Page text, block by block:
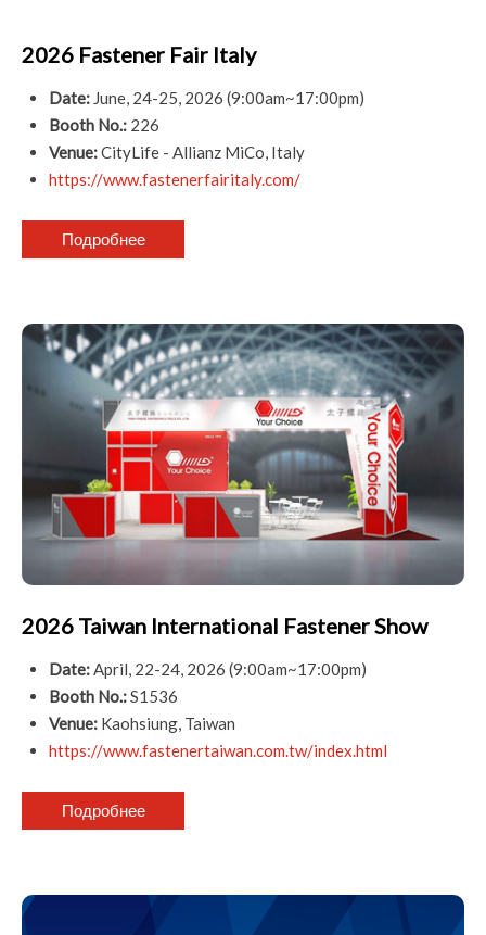
2026 Fastener Fair Italy
Date: June, 24-25, 2026 (9:00am~17:00pm)
Booth No.: 226
Venue:CityLife - Allianz MiCo, Italy
https://www.fastenerfairitaly.com/
Подробнее
2026 Taiwan International Fastener Show
Date:April, 22-24, 2026 (9:00am~17:00pm)
Booth No.:S1536
Venue: Kaohsiung, Taiwan
https://www.fastenertaiwan.com.tw/index.html
Подробнее